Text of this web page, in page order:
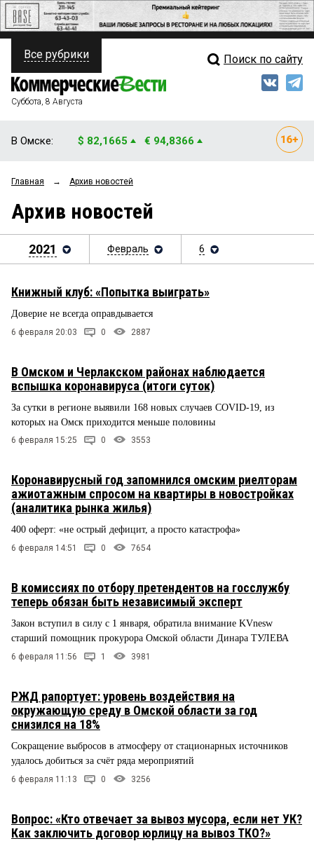
ПОЛИТИКА
ФИНАНСЫ
ОБЩЕСТВО
ЗАКОН
НОВОСТИ КОМПАНИЙ
СТИЛЬ ЖИЗНИ
Свежий выпуск
Блоги
Все рубрики Поиск по сайту
Суббота, 8 Августа
В Омске: $ 82,1665 € 94,8366
Главная → Архив новостей
Архив новостей
2021 Февраль 6
Книжный клуб: «Попытка выиграть»
Доверие не всегда оправдывается​
6 февраля 20:03 0 2887
В Омском и Черлакском районах наблюдается
вспышка коронавируса (итоги суток)
За сутки в регионе выявили 168 новых случаев COVID-19, из
которых на Омск приходится меньше половины
6 февраля 15:25 0 3553
Коронавирусный год запомнился омским риелторам
ажиотажным спросом на квартиры в новостройках
(аналитика рынка жилья)
400 оферт: «не острый дефицит, а просто катастрофа»
6 февраля 14:51 0 7654
В комиссиях по отбору претендентов на госслужбу
теперь обязан быть независимый эксперт
Закон вступил в силу с 1 января, обратила внимание KVnesw
старший помощник прокурора Омской области Динара ТУЛЕВА
6 февраля 11:56 1 3981
РЖД рапортует: уровень воздействия на
окружающую среду в Омской области за год
снизился на 18%
Сокращение выбросов в атмосферу от стационарных источников
удалось добиться за счёт ряда мероприятий
6 февраля 11:13 0 3256
Вопрос: «Кто отвечает за вывоз мусора, если нет УК?
Как заключить договор юрлицу на вывоз ТКО?»